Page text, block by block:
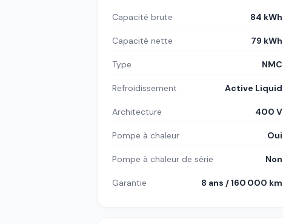
Capacité brute 84 kWh
Capacité nette 79 kWh
Type NMC
Refroidissement Active Liquid
Architecture 400 V
Pompe à chaleur Oui
Pompe à chaleur de série Non
Garantie 8 ans / 160 000 km